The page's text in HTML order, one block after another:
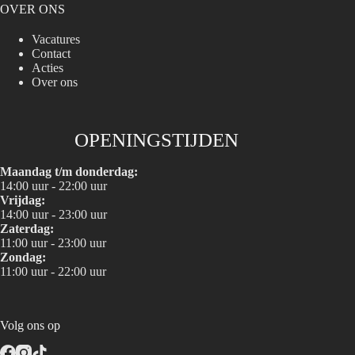
OVER ONS
Vacatures
Contact
Acties
Over ons
OPENINGSTIJDEN
Maandag t/m donderdag:
14:00 uur - 22:00 uur
Vrijdag:
14:00 uur - 23:00 uur
Zaterdag:
11:00 uur - 23:00 uur
Zondag:
11:00 uur - 22:00 uur
Volg ons op